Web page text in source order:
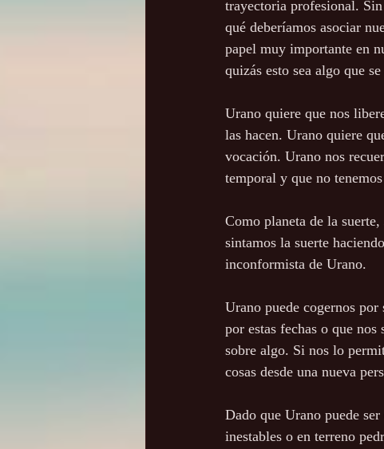
trayectoria profesional.
qué deberíamos asociar
papel muy importante en
quizás esto sea algo que
Urano quiere que nos
las hacen. Urano quiere
vocación. Urano nos
temporal y que no
Como planeta de la
sintamos la suerte
inconformista de Urano.
Urano puede cogernos
por estas fechas o que
sobre algo. Si nos lo
cosas desde una nueva
Dado que Urano puede
inestables o en terreno